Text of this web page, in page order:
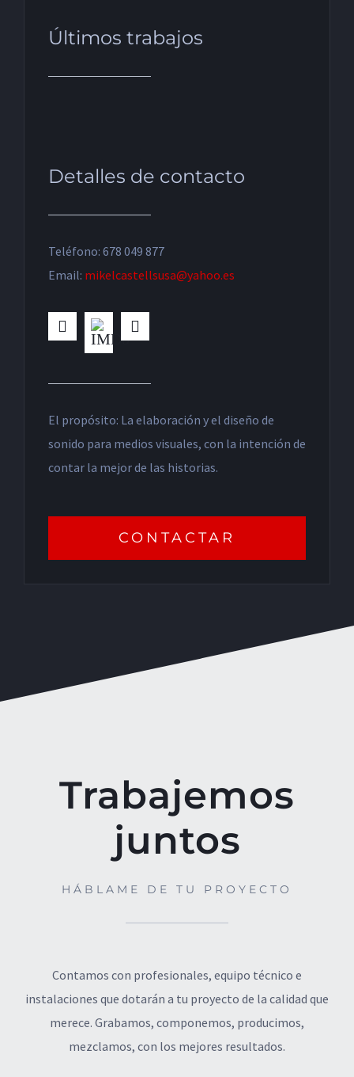
Últimos trabajos
Detalles de contacto
Teléfono: 678 049 877
Email: mikelcastellsusa@yahoo.es
El propósito: La elaboración y el diseño de
sonido para medios visuales, con la intención de
contar la mejor de las historias.
CONTACTAR
Trabajemos
juntos
HÁBLAME DE TU PROYECTO
Contamos con profesionales, equipo técnico e
instalaciones que dotarán a tu proyecto de la calidad que
merece. Grabamos, componemos, producimos,
mezclamos, con los mejores resultados.